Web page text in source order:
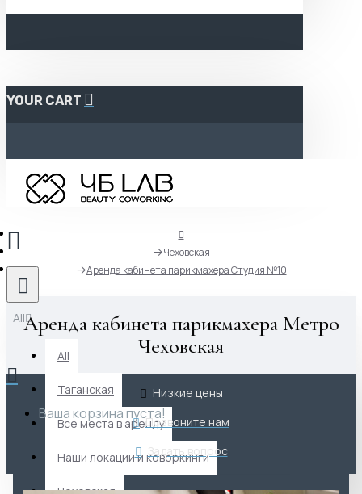
YOUR CART
All
All
Таганская
Все места в аренду
Наши локации и коворкинги
Ваша корзина пуста!
Чеховская
Аренда кабинета парикмахера Студия №10
Аренда кабинета парикмахера Метро
Чеховская
Низкие цены
Позвоните нам
Задать вопрос